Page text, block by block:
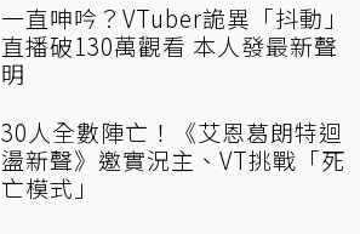
一直呻吟？VTuber詭異「抖動」
直播破130萬觀看 本人發最新聲
明
30人全數陣亡！《艾恩葛朗特迴
盪新聲》邀實況主、VT挑戰「死
亡模式」